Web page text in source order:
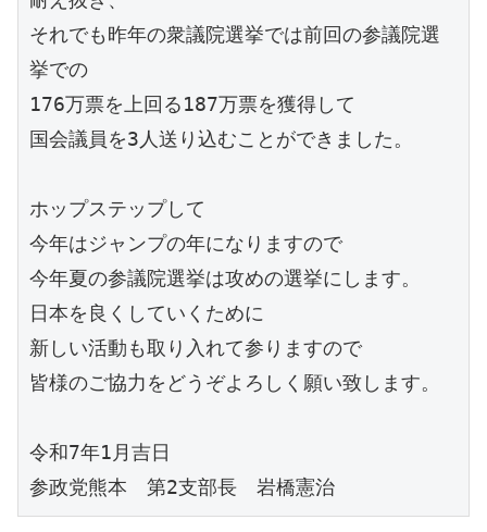
それでも昨年の衆議院選挙では前回の参議院選
挙での
176万票を上回る187万票を獲得して
国会議員を3人送り込むことができました。
ホップステップして
今年はジャンプの年になりますので
今年夏の参議院選挙は攻めの選挙にします。
日本を良くしていくために
新しい活動も取り入れて参りますので
皆様のご協力をどうぞよろしく願い致します。
令和7年1月吉日
参政党熊本　第2支部長　岩橋憲治